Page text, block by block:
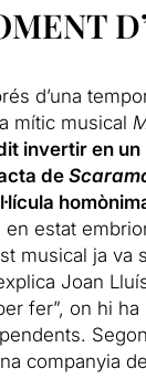
d’una
mític musical
invertir en un
de
en estat
musical ja va
Joan
fer”, on hi ha
companyia